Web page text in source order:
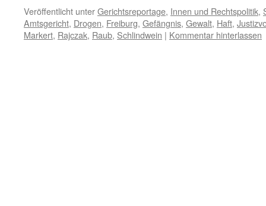
Veröffentlicht unterGerichtsreportage, Innen und Rechtspolitik,
Amtsgericht, Drogen, Freiburg, Gefängnis, Gewalt, Haft,
Markert, Rajczak, Raub, Schlindwein | Kommentar hinterlassen